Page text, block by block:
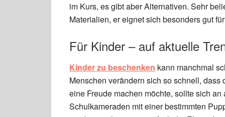
im Kurs, es gibt aber Alternativen. Sehr
Materialien, er eignet sich besonders gut
Für Kinder – auf aktuelle
Kinder zu beschenken kann manchmal
Menschen verändern sich so schnell,
eine Freude machen möchte, sollte sich
Schulkameraden mit einer bestimmten